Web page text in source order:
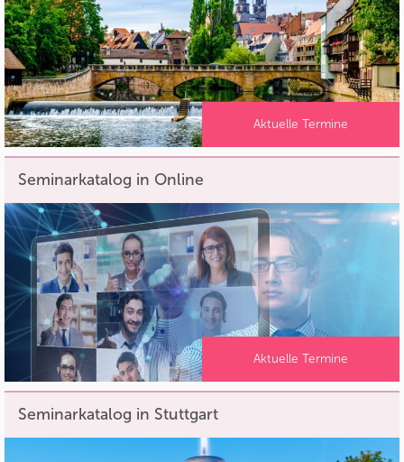
Aktuelle Termine
Seminarkatalog in Online
Aktuelle Termine
Seminarkatalog in Stuttgart